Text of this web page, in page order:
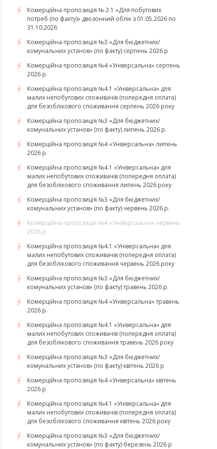
Комерційна пропозиція № 2.1 «Для побутових
потреб (по факту)» двозонний облік з 01.05.2026 по
31.10.2026
Комерційна пропозиція №3 «Для бюджетних/
комунальних установ» (по факту) серпень 2026 р
Комерційна пропозиція №4 «Універсальна» серпень
2026 р.
Комерційна пропозиція №4.1 «Універсальна» для
малих непобутових споживачів (попередня оплата)
для безоблікового споживання серпень 2026 року
Комерційна пропозиція №3 «Для бюджетних/
комунальних установ» (по факту) липень 2026 р.
Комерційна пропозиція №4 «Універсальна» липень
2026 р.
Комерційна пропозиція №4.1 «Універсальна» для
малих непобутових споживачів (попередня оплата)
для безоблікового споживання липень 2026 року
Комерційна пропозиція №3 «Для бюджетних/
комунальних установ» (по факту) червень 2026 р.
Комерційна пропозиція №4 «Універсальна» червень
2026 р.
Комерційна пропозиція №4.1 «Універсальна» для
малих непобутових споживачів (попередня оплата)
для безоблікового споживання червень 2026 року
Комерційна пропозиція №3 «Для бюджетних/
комунальних установ» (по факту) травень 2026 р.
Комерційна пропозиція №4 «Універсальна» травень
2026 р.
Комерційна пропозиція №4.1 «Універсальна» для
малих непобутових споживачів (попередня оплата)
для безоблікового споживання травень 2026 року
Комерційна пропозиція №3 «Для бюджетних/
комунальних установ» (по факту) квітень 2026 р
Комерційна пропозиція №4 «Універсальна» квітень
2026 р
Комерційна пропозиція №4.1 «Універсальна» для
малих непобутових споживачів (попередня оплата)
для безоблікового споживання квітень 2026 року
Комерційна пропозиція №3 «Для бюджетних/
комунальних установ» (по факту) березень 2026 р